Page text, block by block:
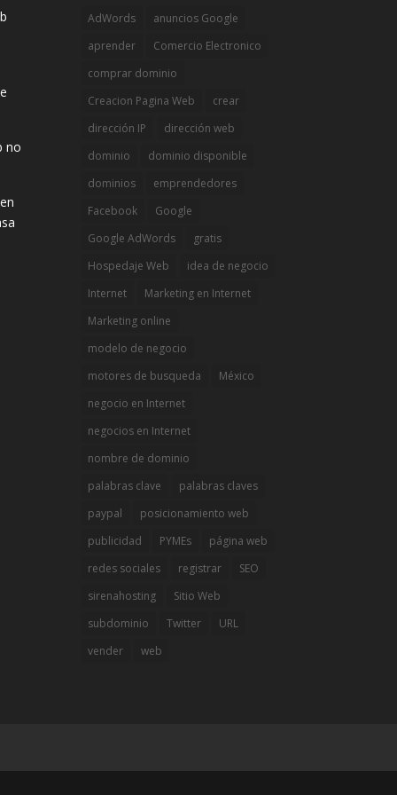
no
AdWords
anuncios Google
aprender
Comercio Electronico
comprar dominio
Creacion Pagina Web
crear
dirección IP
dirección web
dominio
dominio disponible
dominios
emprendedores
Facebook
Google
Google AdWords
gratis
Hospedaje Web
idea de negocio
Internet
Marketing en Internet
Marketing online
modelo de negocio
motores de busqueda
México
negocio en Internet
negocios en Internet
nombre de dominio
palabras clave
palabras claves
paypal
posicionamiento web
publicidad
PYMEs
página web
redes sociales
registrar
SEO
sirenahosting
Sitio Web
subdominio
Twitter
URL
vender
web